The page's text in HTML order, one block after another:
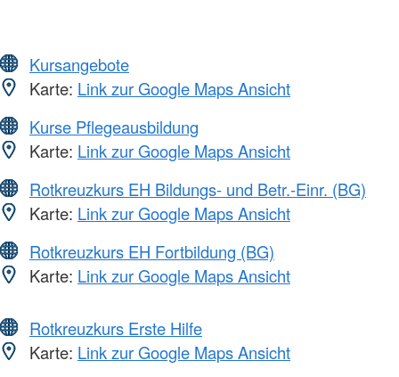
Kursangebote
Karte: Link zur Google Maps Ansicht
Kurse Pflegeausbildung
Karte: Link zur Google Maps Ansicht
Rotkreuzkurs EH Bildungs- und Betr.-Einr. (BG)
Karte: Link zur Google Maps Ansicht
Rotkreuzkurs EH Fortbildung (BG)
Karte: Link zur Google Maps Ansicht
Rotkreuzkurs Erste Hilfe
Karte: Link zur Google Maps Ansicht